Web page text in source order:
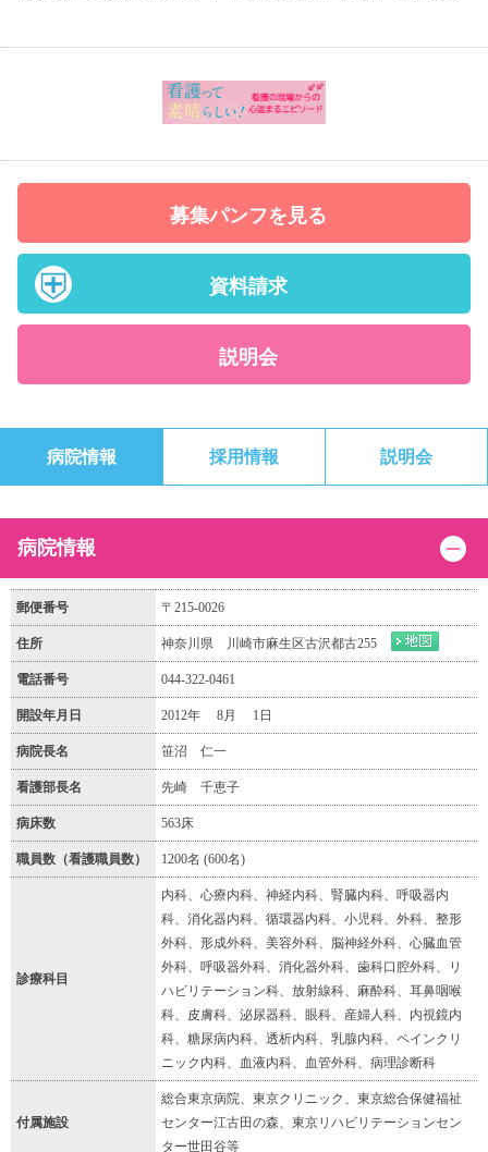
募集パンフを見る
資料請求
説明会
病院情報 採用情報 説明会
病院情報
郵便番号 〒215-0026
住所 神奈川県 川崎市麻生区古沢都古255
電話番号 044-322-0461
開設年月日 2012年 8月 1日
病院長名 笹沼 仁一
看護部長名 先崎 千恵子
病床数 563床
職員数（看護職員数） 1200名 (600名)
診療科目
内科、心療内科、神経内科、腎臓内科、呼吸器内
科、消化器内科、循環器内科、小児科、外科、整形
外科、形成外科、美容外科、脳神経外科、心臓血管
外科、呼吸器外科、消化器外科、歯科口腔外科、リ
ハビリテーション科、放射線科、麻酔科、耳鼻咽喉
科、皮膚科、泌尿器科、眼科、産婦人科、内視鏡内
科、糖尿病内科、透析内科、乳腺内科、ペインクリ
ニック内科、血液内科、血管外科、病理診断科
付属施設
総合東京病院、東京クリニック、東京総合保健福祉
センター江古田の森、東京リハビリテーションセン
ター世田谷等